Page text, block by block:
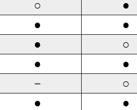
○ ●
● ●
● ○
● ●
－ ○
● ●